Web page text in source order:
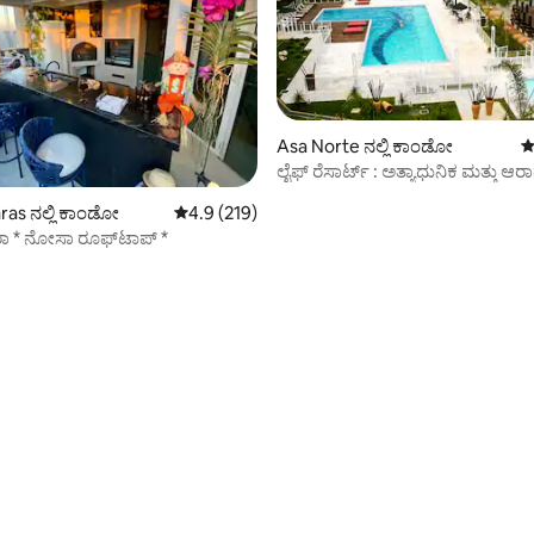
216 ವಿಮರ್ಶೆಗಳು
ನಲ್ಲಿ ಕಾಂಡೋ 5 ರಲ್ಲಿ 4.9 ಸರಾಸರಿ ರೇಟಿಂಗ್, 219 ವಿಮರ್ಶೆಗಳು
4.9 (219)
* ನೋಸಾ ರೂಫ್‌ಟಾಪ್ *
Asa Norte ನಲ್ಲಿ ಕಾಂಡೋ
ಲೈಫ್ ರೆಸಾರ್ಟ್ : ಅತ್ಯಾಧುನಿಕ ಮತ್ತು